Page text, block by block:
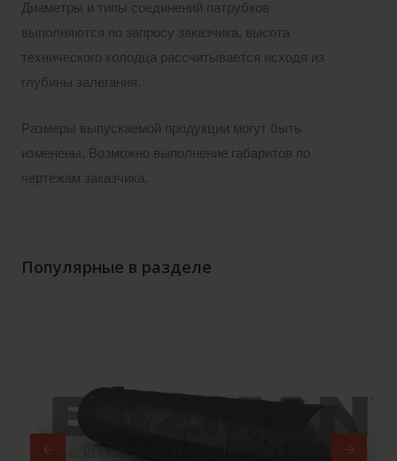
Диаметры и типы соединений патрубков
выполняются по запросу заказчика, высота
технического колодца рассчитывается исходя из
глубины залегания.
Размеры выпускаемой продукции могут быть
изменены. Возможно выполнение габаритов по
чертежам заказчика.
Популярные в разделе